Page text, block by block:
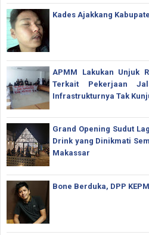
Kades Ajakkang
APMM Lakukan Unjuk
Terkait Pekerjaan
Infrastrukturnya Tak
Grand Opening Sudut
Drink yang Dinikmati
Makassar
Bone Berduka, DPP